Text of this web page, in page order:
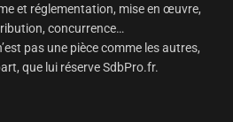
et réglementation, mise en œuvre,
concurrence…
pas une pièce comme les autres,
que lui réserve SdbPro.fr.